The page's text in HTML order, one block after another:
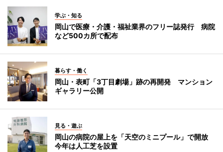
学ぶ・知る
岡山で医療・介護・福祉業界のフリー誌発行 病院
など500カ所で配布
暮らす・働く
岡山・表町「3丁目劇場」跡の再開発 マンション
ギャラリー公開
見る・遊ぶ
岡山の病院の屋上を「天空のミニプール」で開放
今年は人工芝を設置